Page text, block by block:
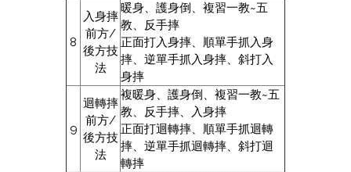
8
入身摔
前方/
後方技
法
暖身、護身倒、複習一教~五
教、反手摔
正面打入身摔、順單手抓入身
摔、逆單手抓入身摔、斜打入
身摔
9
迴轉摔
前方/
後方技
法
複暖身、護身倒、複習一教~五
教、反手摔、入身摔
正面打迴轉摔、順單手抓迴轉
摔、逆單手抓迴轉摔、斜打迴
轉摔